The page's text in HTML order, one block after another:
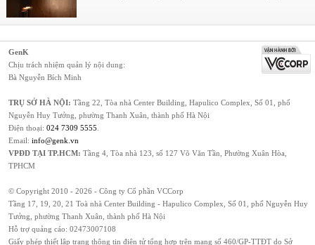
GenK
Chịu trách nhiệm quản lý nội dung:
Bà Nguyễn Bích Minh
TRỤ SỞ HÀ NỘI: Tầng 22, Tòa nhà Center Building, Hapulico Complex, Số 01, phố
Nguyễn Huy Tưởng, phường Thanh Xuân, thành phố Hà Nội
Điện thoại: 024 7309 5555
Email: info@genk.vn
VPĐD TẠI TP.HCM: Tầng 4, Tòa nhà 123, số 127 Võ Văn Tần, Phường Xuân Hòa,
TPHCM
© Copyright 2010 - 2026 - Công ty Cổ phần VCCorp
Tầng 17, 19, 20, 21 Toà nhà Center Building - Hapulico Complex, Số 01, phố Nguyễn Huy
Tưởng, phường Thanh Xuân, thành phố Hà Nội
Hỗ trợ quảng cáo: 02473007108
Giấy phép thiết lập trang thông tin điện tử tổng hợp trên mạng số 460/GP-TTĐT do Sở